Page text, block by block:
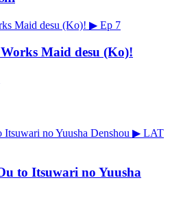
▶ Ep 7
Maid desu (Ko)!
▶ LAT
to Itsuwari no Yuusha